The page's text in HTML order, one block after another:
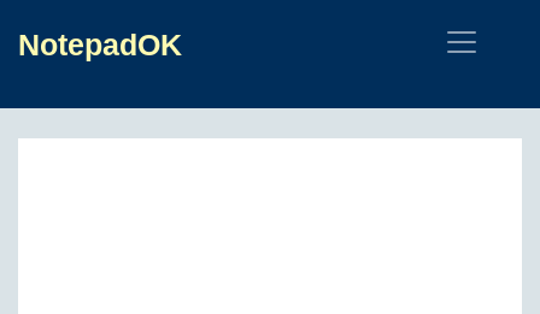
NotepadOK